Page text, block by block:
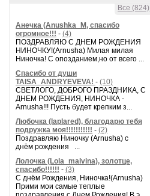
Все (824)
Анечка (Anushka_M, спасибо
огромное!!! - (4)
ПОЗДРАВЛЯЮ С ДНЕМ РОЖДЕНИЯ
НИНОЧКУ!(Arnusha) Милая милая
Ниночка! С опозданием,но от всего ...
Спасибо от души
TAISA_ANDRYEVEVA! - (10)
СВЕТЛОГО, ДОБРОГО ПРАЗДНИКА, С
ДНЕМ РОЖДЕНИЯ, НИНОЧКА -
Arnusha!!! Пусть будет крепким з...
Любочка (laplared), благодарю тебя
подружка моя!!!!!!!!!!! - (2)
Поздравляю Ниночку (Arnusha) с
днём рождения ...
Лолочка (Lola_malvina), золотце,
спасибо!!!!!! - (3)
С днём Рождения, Ниночка!(Аrnusha)
Прими мои самые теплые